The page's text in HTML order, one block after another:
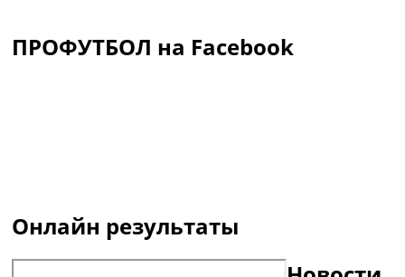
ПРОФУТБОЛ на Facebook
Онлайн результаты